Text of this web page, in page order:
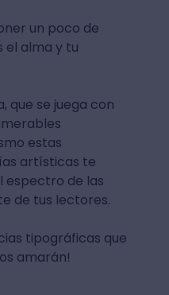
un poco de
el alma y tu
que se juega con
estas
artísticas te
espectro de las
de tus lectores.
tipográficas que
amarán!